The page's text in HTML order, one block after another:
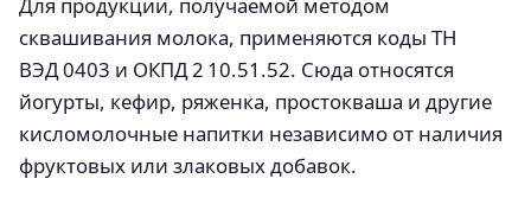
сквашивания молока, применяются коды ТН
ВЭД 0403 и ОКПД 2 10.51.52. Сюда относятся
йогурты, кефир, ряженка, простокваша и другие
кисломолочные напитки независимо от наличия
фруктовых или злаковых добавок.